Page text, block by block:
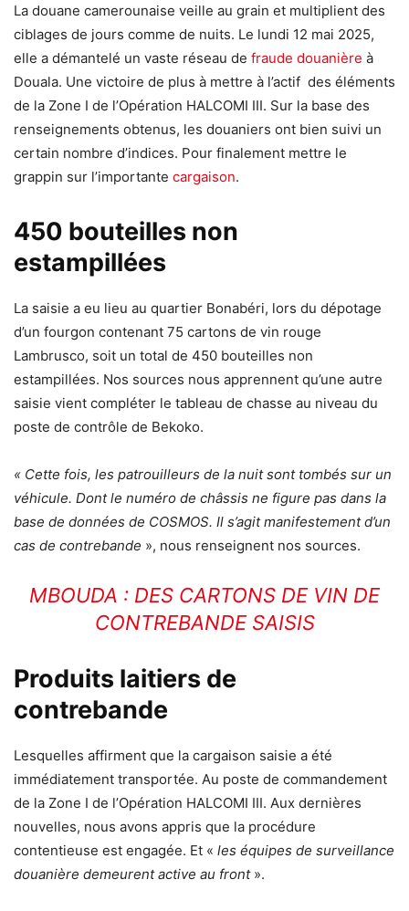
La douane camerounaise veille au grain et multiplient des
ciblages de jours comme de nuits. Le lundi 12 mai 2025,
elle a démantelé un vaste réseau de fraude douanière à
Douala. Une victoire de plus à mettre à l’actif des éléments
de la Zone I de l’Opération HALCOMI III. Sur la base des
renseignements obtenus, les douaniers ont bien suivi un
certain nombre d’indices. Pour finalement mettre le
grappin sur l’importante cargaison.
450 bouteilles non
estampillées
La saisie a eu lieu au quartier Bonabéri, lors du dépotage
d’un fourgon contenant 75 cartons de vin rouge
Lambrusco, soit un total de 450 bouteilles non
estampillées. Nos sources nous apprennent qu’une autre
saisie vient compléter le tableau de chasse au niveau du
poste de contrôle de Bekoko.
« Cette fois, les patrouilleurs de la nuit sont tombés sur un
véhicule. Dont le numéro de châssis ne figure pas dans la
base de données de COSMOS. Il s’agit manifestement d’un
cas de contrebande », nous renseignent nos sources.
MBOUDA : DES CARTONS DE VIN DE
CONTREBANDE SAISIS
Produits laitiers de
contrebande
Lesquelles affirment que la cargaison saisie a été
immédiatement transportée. Au poste de commandement
de la Zone I de l’Opération HALCOMI III. Aux dernières
nouvelles, nous avons appris que la procédure
contentieuse est engagée. Et « les équipes de surveillance
douanière demeurent active au front».